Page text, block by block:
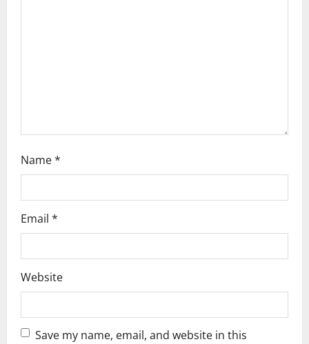
Name*
Email *
Website
Save my name, email, and website in this